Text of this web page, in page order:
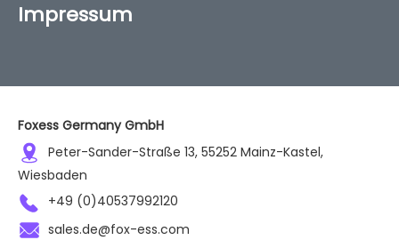
Impressum
Foxess Germany GmbH
Peter-Sander-Straße 13, 55252 Mainz-Kastel,
Wiesbaden
+49 (0)40537992120
sales.de@fox-ess.com